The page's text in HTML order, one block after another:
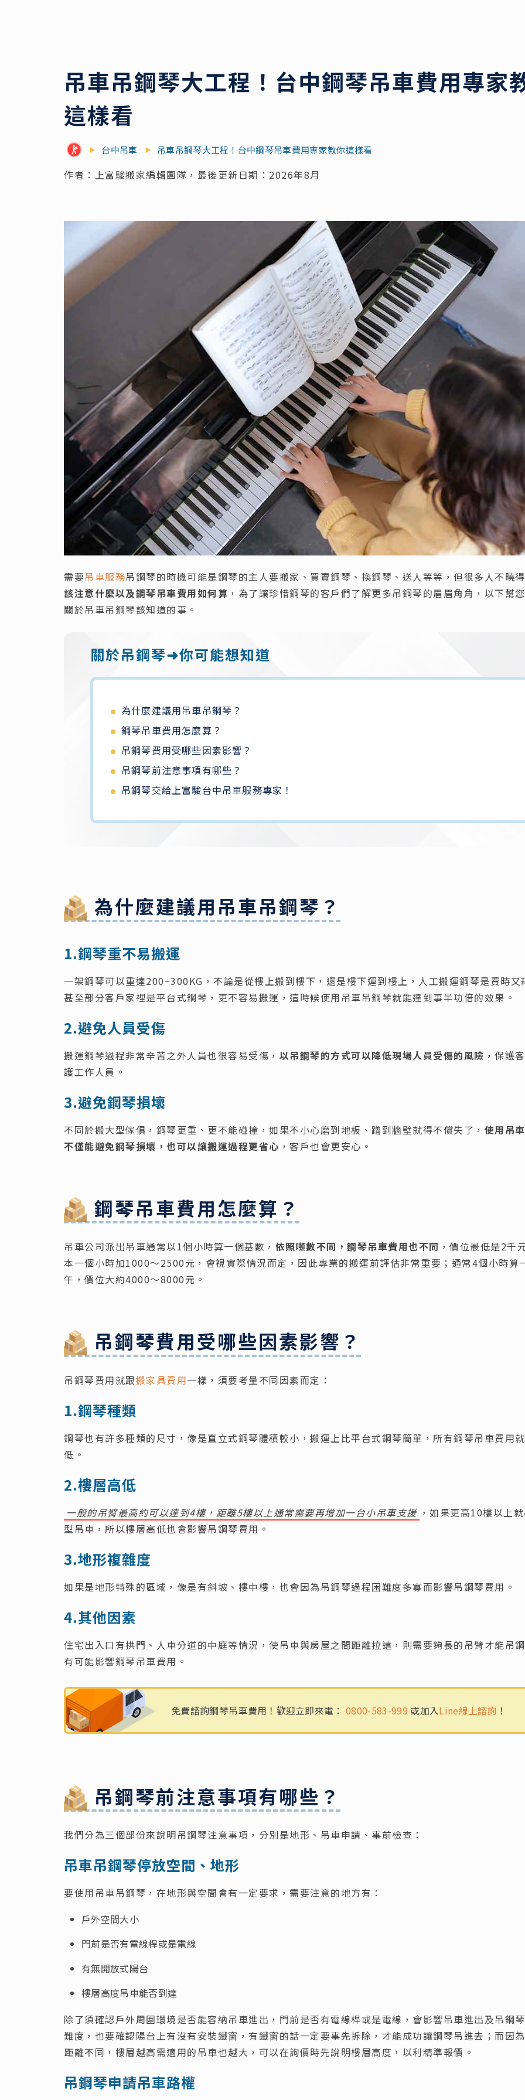
吊車吊鋼琴大工程！台中鋼琴吊車費用專家
這樣看
台中吊車 吊車吊鋼琴大工程！台中鋼琴吊車費用專家教你這樣看
作者：上富駿搬家編輯團隊，最後更新日期：2026年8月
需要吊車服務吊鋼琴的時機可能是鋼琴的主人要搬家、買賣鋼琴、換鋼琴、送人等等，但很多人不曉得
該注意什麼以及鋼琴吊車費用如何算 ，為了讓珍惜鋼琴的客戶們了解更多吊鋼琴的眉眉角角，以下幫
關於吊車吊鋼琴該知道的事。
關於吊鋼琴➜你可能想知道
為什麼建議用吊車吊鋼琴？
鋼琴吊車費用怎麼算？
吊鋼琴費用受哪些因素影響？
吊鋼琴前注意事項有哪些？
吊鋼琴交給上富駿台中吊車服務專家！
為什麼建議用吊車吊鋼琴？
1.鋼琴重不易搬運
一架鋼琴可以重達200~300KG，不論是從樓上搬到樓下，還是樓下運到樓上，人工搬運鋼琴是費時又
甚至部分客戶家裡是平台式鋼琴，更不容易搬運，這時候使用吊車吊鋼琴就能達到事半功倍的效果。
2.避免人員受傷
搬運鋼琴過程非常辛苦之外人員也很容易受傷， 以吊鋼琴的方式可以降低現場人員受傷的風險 ，保護
護工作人員。
3.避免鋼琴損壞
不同於搬大型傢俱，鋼琴更重、更不能碰撞，如果不小心磨到地板、蹭到牆壁就得不償失了， 使用吊
不僅能避免鋼琴損壞，也可以讓搬運過程更省心 ，客戶也會更安心。
鋼琴吊車費用怎麼算？
吊車公司派出吊車通常以1個小時算一個基數， 依照噸數不同，鋼琴吊車費用也不同 ，價位最低是2千
本一個小時加1000～2500元，會視實際情況而定，因此專業的搬運前評估非常重要；通常4個小時算
午，價位大約4000～8000元。
吊鋼琴費用受哪些因素影響？
吊鋼琴費用就跟搬家具費用一樣，須要考量不同因素而定：
1.鋼琴種類
鋼琴也有許多種類的尺寸，像是直立式鋼琴體積較小，搬運上比平台式鋼琴簡單，所有鋼琴吊車費用
低。
2.樓層高低
一般的吊臂最高約可以達到4樓，距離5樓以上通常需要再增加一台小吊車支援 ，如果更高10樓以上
型吊車，所以樓層高低也會影響吊鋼琴費用。
3.地形複雜度
如果是地形特殊的區域，像是有斜坡、樓中樓，也會因為吊鋼琴過程困難度多寡而影響吊鋼琴費用。
4.其他因素
住宅出入口有拱門、人車分道的中庭等情況，使吊車與房屋之間距離拉遠，則需要夠長的吊臂才能吊
有可能影響鋼琴吊車費用。
免費諮詢鋼琴吊車費用！ 歡迎立即來電： 0800-583-999 或加入Line線上諮詢 ！
吊鋼琴前注意事項有哪些？
我們分為三個部份來說明吊鋼琴注意事項，分別是地形、吊車申請、事前檢查：
吊車吊鋼琴停放空間、地形
要使用吊車吊鋼琴，在地形與空間會有一定要求，需要注意的地方有：
戶外空間大小
門前是否有電線桿或是電線
有無開放式陽台
樓層高度吊車能否到達
除了須確認戶外周圍環境是否能容納吊車進出，門前是否有電線桿或是電線，會影響吊車進出及吊鋼
難度，也要確認陽台上有沒有安裝鐵窗，有鐵窗的話一定要事先拆除，才能成功讓鋼琴吊進去；而因
距離不同，樓層越高需適用的吊車也越大，可以在詢價時先說明樓層高度，以利精準報價。
吊鋼琴申請吊車路權